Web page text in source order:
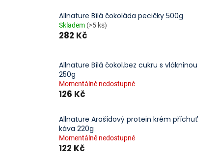
Allnature Bílá čokoláda pecičky 500g
Skladem (>5 ks)
282 Kč
Allnature Bílá čokol.bez cukru s vlákninou
250g
Momentálně nedostupné
126 Kč
Allnature Arašídový protein krém příchuť
káva 220g
Momentálně nedostupné
122 Kč